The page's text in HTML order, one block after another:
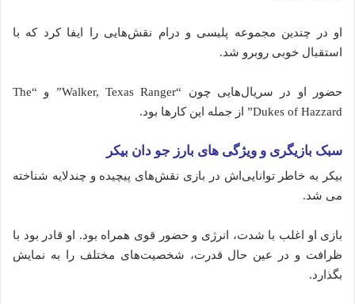
او در چندین مجموعه پلیسی و درام نقش‌هاییرا ایفاکردکه با
استقبال خوبی روبرو شد.
حضور او در سریال‌هاییچون “ Walker,TexasRanger” و “The
Dukes of Hazzard” از جمله اینکارها بود.
سبک بازیگری و ویژگی‌ های بارز جو دان بیکر
بیکر به خاطرتوانایی‌اش در بازی نقش‌های پیچیده وچندلایه شناخته
می‌ شد.
بازی او اغلب با شدت، انرژی وحضور قوی همراه بود. او قادر بود با
ظرافت و در عین حال قدرت، شخصیت‌های مختلفرا به نمایش
بگذارد.